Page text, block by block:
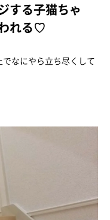
する子猫ちゃ
れる♡
なにやら立ち尽くして